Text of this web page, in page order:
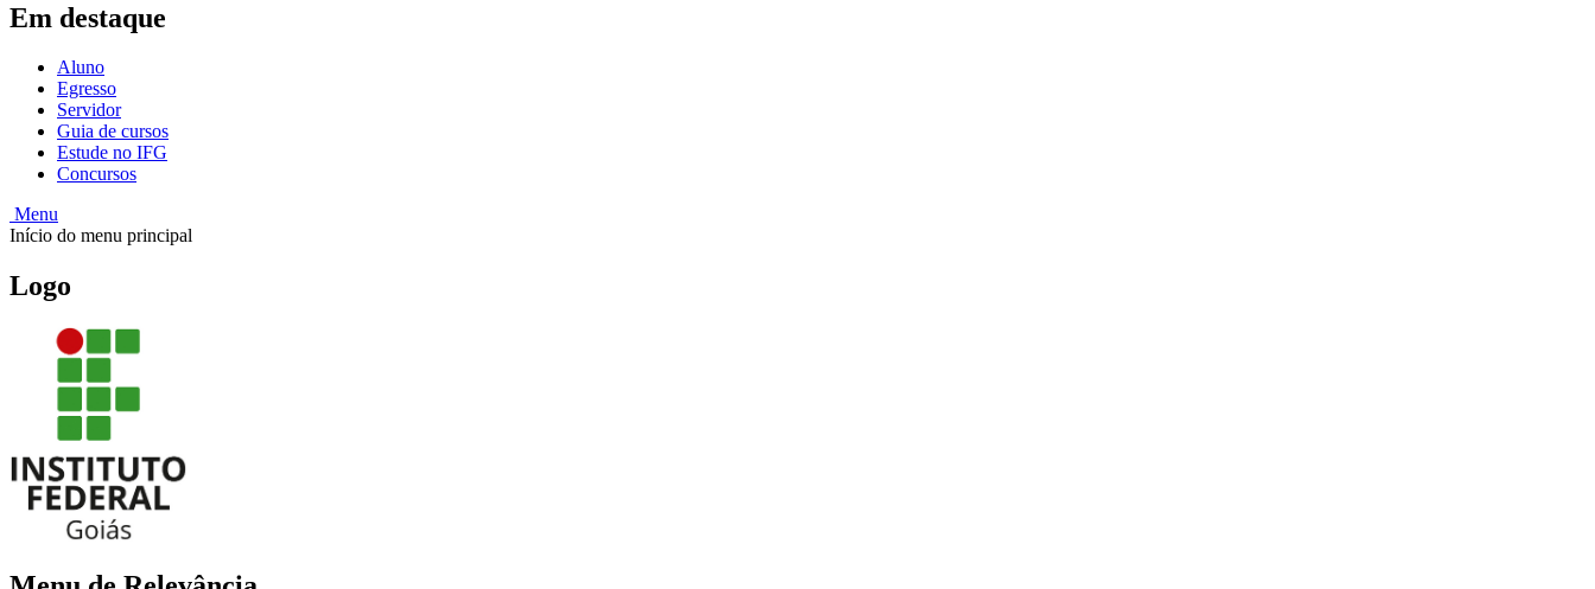
Em destaque
Aluno
Egresso
Servidor
Guia de cursos
Estude no IFG
Concursos
Menu
Início do menu principal
Logo